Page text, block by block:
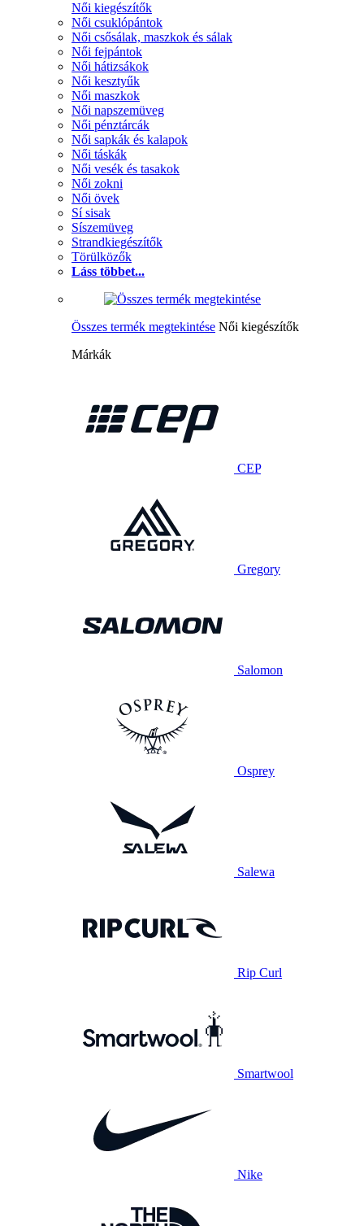
Női kiegészítők
Női csuklópántok
Női csősálak, maszkok és sálak
Női fejpántok
Női hátizsákok
Női kesztyűk
Női maszkok
Női napszemüveg
Női pénztárcák
Női sapkák és kalapok
Női táskák
Női vesék és tasakok
Női zokni
Női övek
Sí sisak
Síszemüveg
Strandkiegészítők
Törülközők
Láss többet...
Összes termék megtekintése Női kiegészítők
Márkák
CEP
Gregory
Salomon
Osprey
Salewa
Rip Curl
Smartwool
Nike